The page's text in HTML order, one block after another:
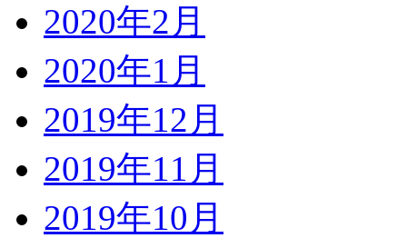
2020年2月
2020年1月
2019年12月
2019年11月
2019年10月